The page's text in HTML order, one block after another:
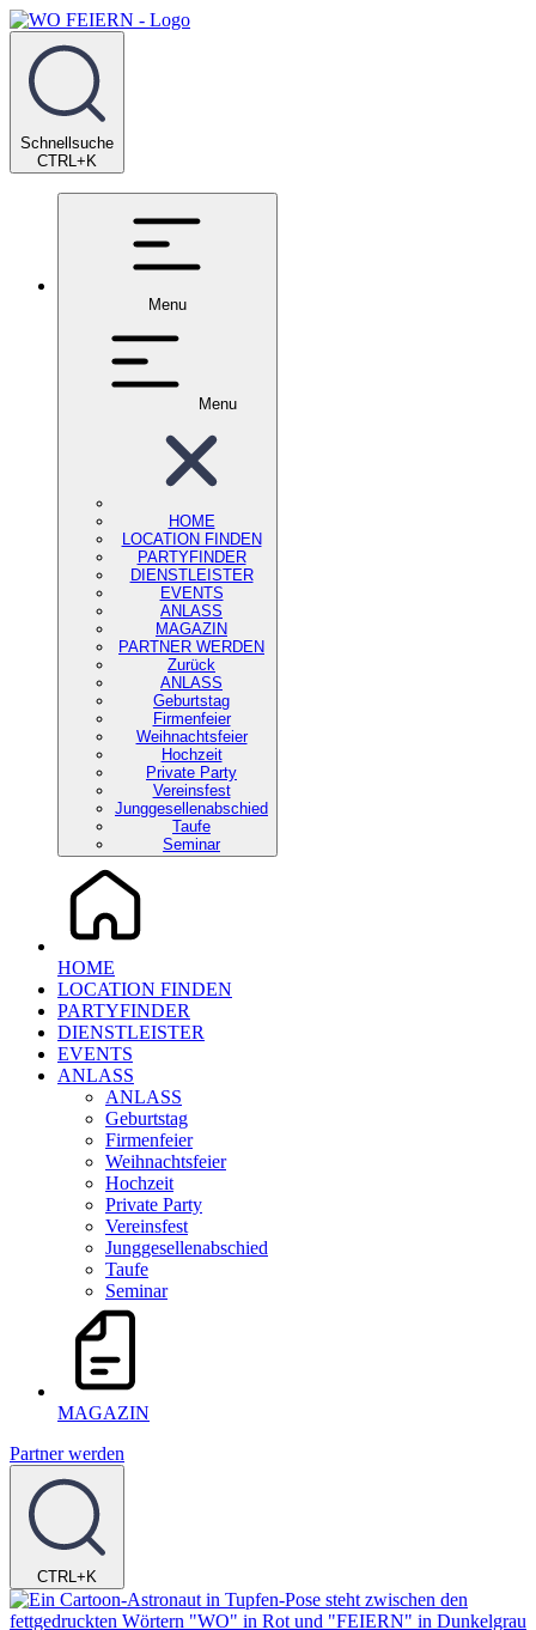
Schnellsuche
CTRL+K
Menu
Menu
HOME
LOCATION FINDEN
PARTYFINDER
DIENSTLEISTER
EVENTS
ANLASS
MAGAZIN
PARTNER WERDEN
Zurück
ANLASS
Geburtstag
Firmenfeier
Weihnachtsfeier
Hochzeit
Private Party
Vereinsfest
Junggesellenabschied
Taufe
Seminar
HOME
LOCATION FINDEN
PARTYFINDER
DIENSTLEISTER
EVENTS
ANLASS
ANLASS
Geburtstag
Firmenfeier
Weihnachtsfeier
Hochzeit
Private Party
Vereinsfest
Junggesellenabschied
Taufe
Seminar
MAGAZIN
Partner werden
CTRL+K